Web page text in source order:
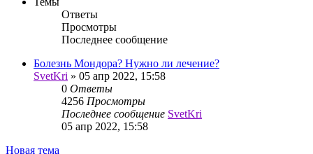
Ответы
Просмотры
Последнее сообщение
Болезнь Мондора? Нужно ли лечение?
SvetKri » 05 апр 2022, 15:58
0 Ответы
4256 Просмотры
Последнее сообщение SvetKri
05 апр 2022, 15:58
Новая тема